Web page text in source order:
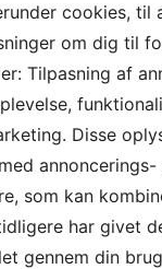
PICARD
COMBI
Picard
mm God
cookies, til
om dig til
Tilpasning af
Disse
annoncerings-
som kan
har givet
gennem din